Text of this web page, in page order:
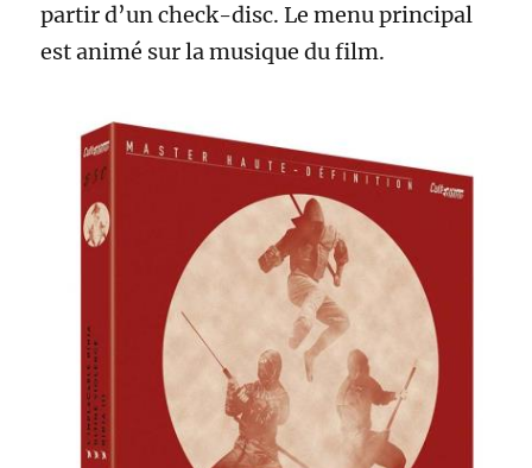
partir d’un check-disc. Le menu principal
est animé sur la musique du film.